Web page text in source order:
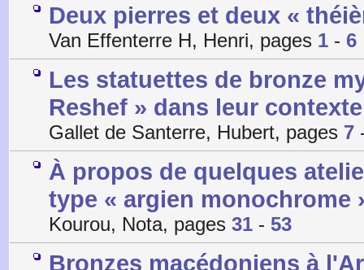
Deux pierres et deux «
Van Effenterre H, Henri, pages 1 - 6
Les statuettes de bronze
Reshef » dans leur
Gallet de Santerre, Hubert, pages 7
À propos de quelques
type « argien monochrome
Kourou, Nota, pages 31 - 53
Bronzes macédoniens à